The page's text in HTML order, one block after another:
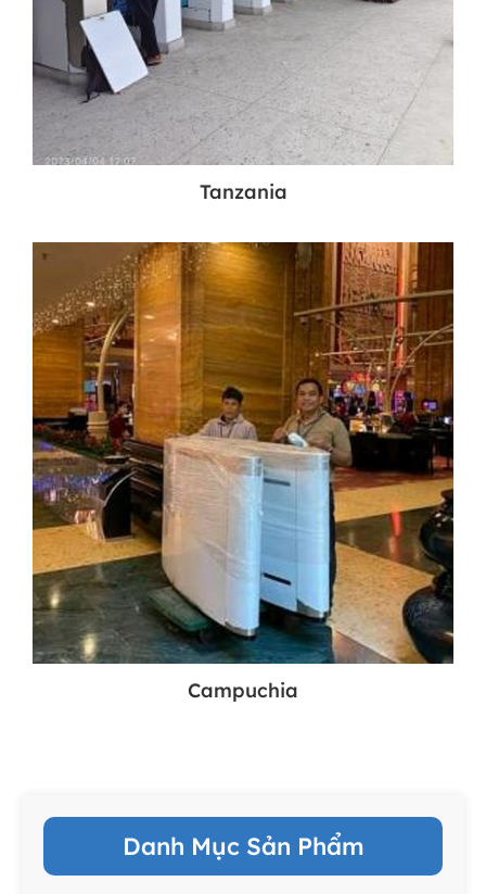
Danh Mục Sản Phẩm
Tanzania
Campuchia